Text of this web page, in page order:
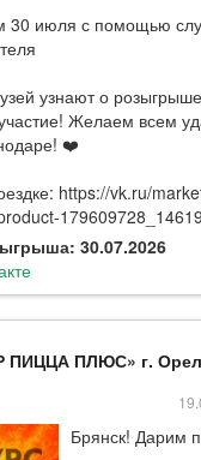
30 июля с помощью
узнают о
Желаем всем
❤️
https://vk.ru/
30.07.2026
Брянск! Дарим